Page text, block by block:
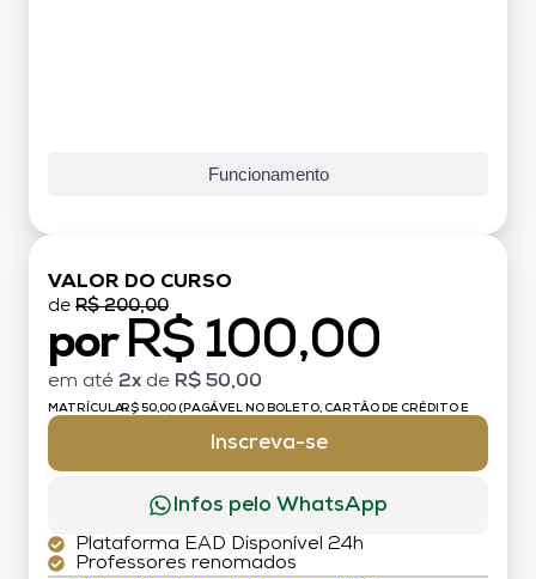
Funcionamento
VALOR DO CURSO
de R$ 200,00
por R$ 100,00
em até 2x de R$ 50,00
MATRÍCULA:R$ 50,00 (PAGÁVEL NO BOLETO, CARTÃO DE CRÉDITO E
Inscreva-se
Infos pelo WhatsApp
Plataforma EAD Disponível 24h
Professores renomados